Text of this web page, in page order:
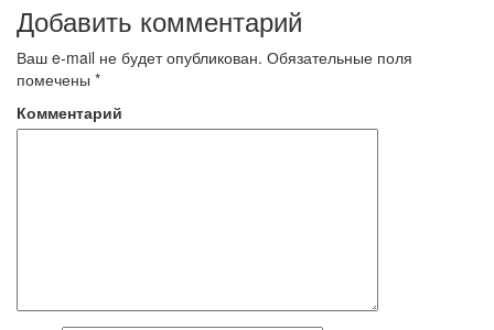
Добавить комментарий
Ваш e-mail не будет опубликован. Обязательные поля
помечены *
Комментарий